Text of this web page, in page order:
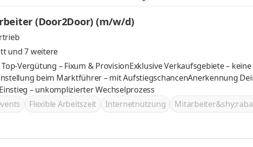
(Door2Door) (m/w/d)
und 7 weitere
Vergütung – Fixum & ProvisionExklusive Verkaufsgebiete –
beim Marktführer – mit AufstiegschancenAnerkennung
– unkomplizierter Wechselprozess
Flexible Arbeitszeit Internetnutzung